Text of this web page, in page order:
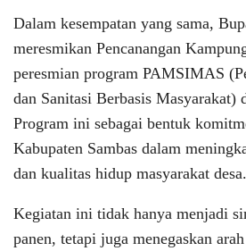
Dalam kesempatan yang sama,
meresmikan Pencanangan
peresmian program PAMSIMAS
dan Sanitasi Berbasis Masyarakat)
Program ini sebagai bentuk
Kabupaten Sambas dalam
dan kualitas hidup masyarakat desa.
Kegiatan ini tidak hanya menjadi
panen, tetapi juga menegaskan